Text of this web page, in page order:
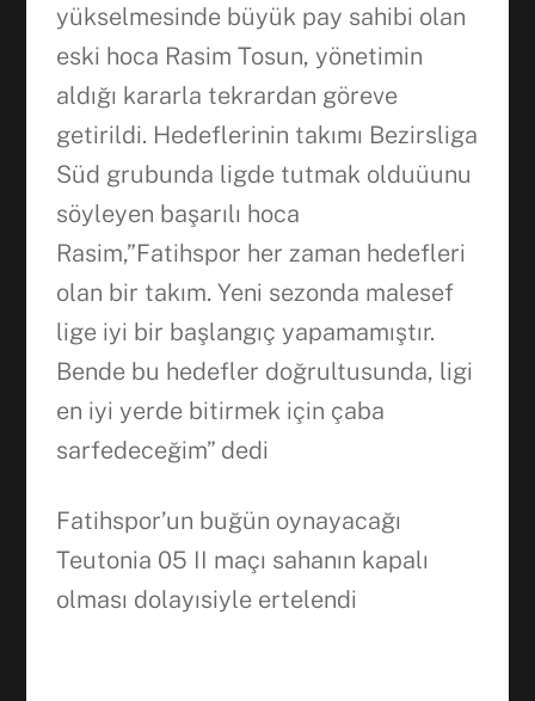
yükselmesinde büyük pay sahibi olan
eski hoca Rasim Tosun, yönetimin
aldığı kararla tekrardan göreve
getirildi. Hedeflerinin takımı Bezirsliga
Süd grubunda ligde tutmak olduüunu
söyleyen başarılı hoca
Rasim,”Fatihspor her zaman hedefleri
olan bir takım. Yeni sezonda malesef
lige iyi bir başlangıç yapamamıştır.
Bende bu hedefler doğrultusunda, ligi
en iyi yerde bitirmek için çaba
sarfedeceğim” dedi
Fatihspor’un buğün oynayacağı
Teutonia 05 II maçı sahanın kapalı
olması dolayısiyle ertelendi